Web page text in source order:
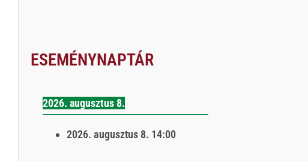
ESEMÉNYNAPTÁR
2026. augusztus 8.
2026. augusztus 8. 14:00